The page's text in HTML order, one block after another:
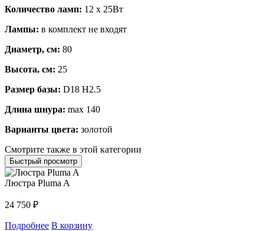
Количество ламп: 12 x 25Вт
Лампы: в комплект не входят
Диаметр, см: 80
Высота, см: 25
Размер базы: D18 H2.5
Длина шнура: max 140
Варианты цвета: золотой
Смотрите также в этой категории
Быстрый просмотр
Люстра Pluma A
24 750 ₽
Подробнее В корзину